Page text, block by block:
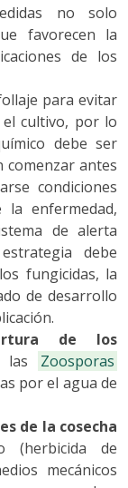
no solo
favorecen la
de los
para evitar
cultivo, por lo
debe ser
comenzar antes
condiciones
enfermedad,
de alerta
debe
fungicidas, la
de desarrollo
de los
las
Zoosporas
por el agua de
de la cosecha
(herbicida de
mecánicos